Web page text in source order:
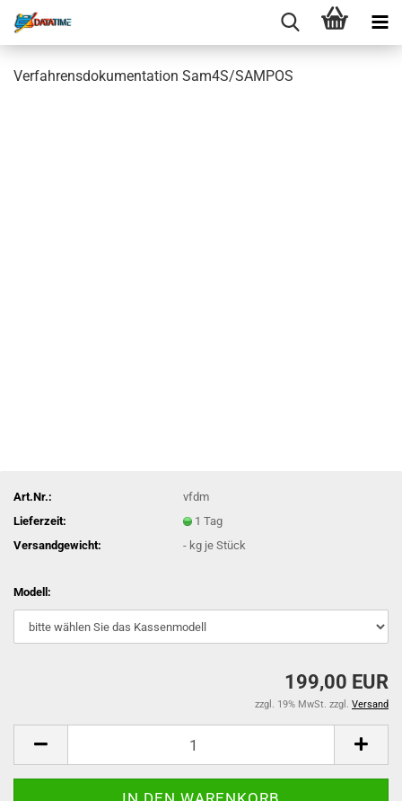
Verfahrensdokumentation Sam4S/SAMPOS
Art.Nr.:
vfdm
Lieferzeit:
1 Tag
Versandgewicht:
- kg je Stück
Modell:
199,00 EUR
zzgl. 19% MwSt. zzgl. Versand